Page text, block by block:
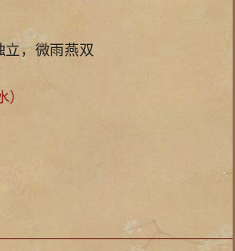
立，微雨燕双